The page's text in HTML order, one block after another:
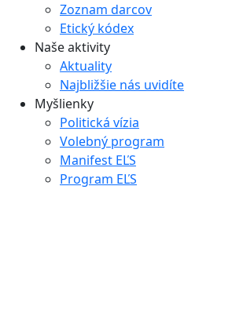
Zoznam darcov
Etický kódex
Naše aktivity
Aktuality
Najbližšie nás uvidíte
Myšlienky
Politická vízia
Volebný program
Manifest EĽS
Program EĽS